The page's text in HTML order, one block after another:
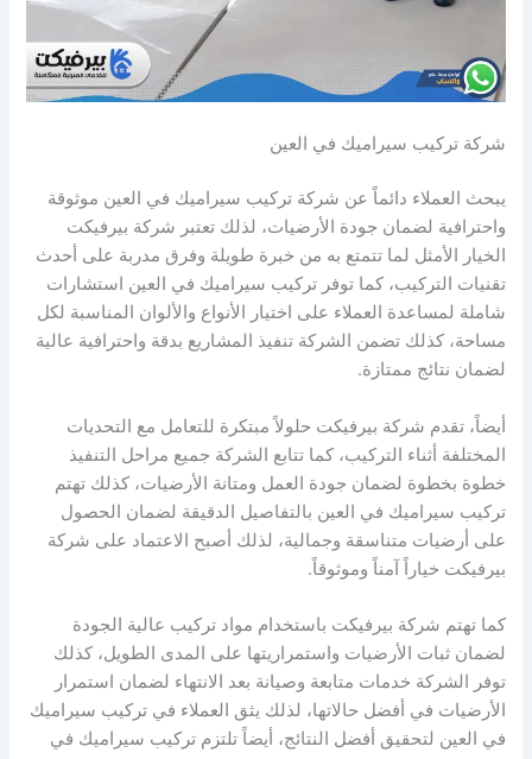
شركة تركيب سيراميك في العين
يبحث العملاء دائماً عن شركة تركيب سيراميك في العين موثوقة
واحترافية لضمان جودة الأرضيات، لذلك تعتبر شركة بيرفيكت
الخيار الأمثل لما تتمتع به من خبرة طويلة وفرق مدربة على أحدث
تقنيات التركيب، كما توفر تركيب سيراميك في العين استشارات
شاملة لمساعدة العملاء على اختيار الأنواع والألوان المناسبة لكل
مساحة، كذلك تضمن الشركة تنفيذ المشاريع بدقة واحترافية عالية
لضمان نتائج ممتازة.
أيضاً، تقدم شركة بيرفيكت حلولاً مبتكرة للتعامل مع التحديات
المختلفة أثناء التركيب، كما تتابع الشركة جميع مراحل التنفيذ
خطوة بخطوة لضمان جودة العمل ومتانة الأرضيات، كذلك تهتم
تركيب سيراميك في العين بالتفاصيل الدقيقة لضمان الحصول
على أرضيات متناسقة وجمالية، لذلك أصبح الاعتماد على شركة
بيرفيكت خياراً آمناً وموثوقاً.
كما تهتم شركة بيرفيكت باستخدام مواد تركيب عالية الجودة
لضمان ثبات الأرضيات واستمراريتها على المدى الطويل، كذلك
توفر الشركة خدمات متابعة وصيانة بعد الانتهاء لضمان استمرار
الأرضيات في أفضل حالاتها، لذلك يثق العملاء في تركيب سيراميك
في العين لتحقيق أفضل النتائج، أيضاً تلتزم تركيب سيراميك في